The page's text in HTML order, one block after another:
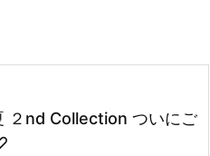
２nd Collection ついにご